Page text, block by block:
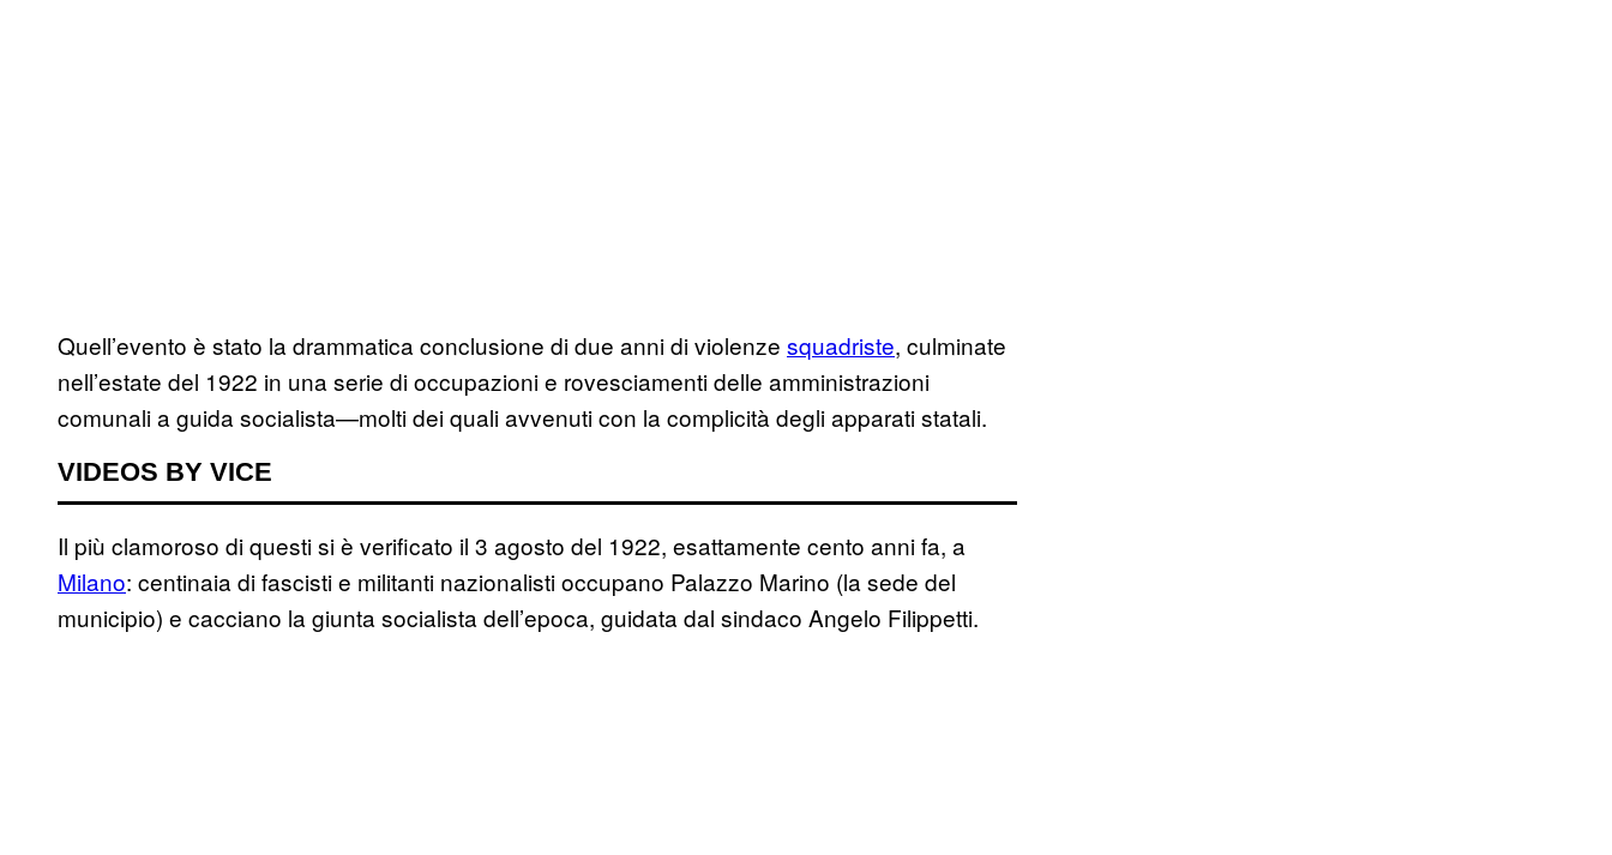
Quell’evento è stato la drammatica conclusione di due anni di violenze squadriste, culminate
nell’estate del 1922 in una serie di occupazioni e rovesciamenti delle amministrazioni
comunali a guida socialista—molti dei quali avvenuti con la complicità degli apparati statali.
VIDEOS BY VICE
Il più clamoroso di questi si è verificato il 3 agosto del 1922, esattamente cento anni fa, a
Milano: centinaia di fascisti e militanti nazionalisti occupano Palazzo Marino (la sede del
municipio) e cacciano la giunta socialista dell’epoca, guidata dal sindaco Angelo Filippetti.